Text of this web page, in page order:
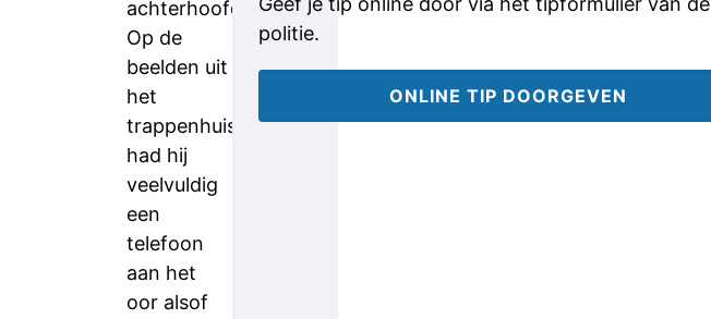
achterhoofd.
Op de
beelden uit
het
trappenhuis
had hij
veelvuldig
een
telefoon
aan het
oor alsof
politie.
ONLINE TIP DOORGEVEN